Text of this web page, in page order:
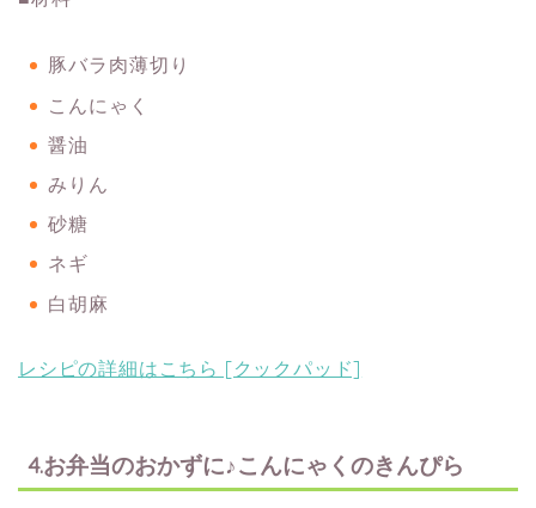
豚バラ肉薄切り
こんにゃく
醤油
みりん
砂糖
ネギ
白胡麻
レシピの詳細はこちら [クックパッド]
4.お弁当のおかずに♪こんにゃくのきんぴら